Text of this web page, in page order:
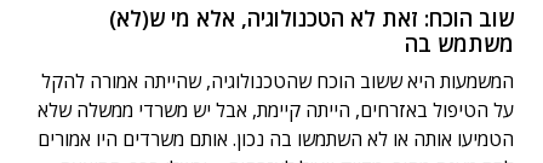
שוב הוכח: זאת לא הטכנולוגיה, אלא מי ש(לא)
משתמש בה
המשמעות היא ששוב הוכח שהטכנולוגיה, שהייתה אמורה להקל
על הטיפול באזרחים, הייתה קיימת, אבל יש משרדי ממשלה שלא
הטמיעו אותה או לא השתמשו בה נכון. אותם משרדים היו אמורים